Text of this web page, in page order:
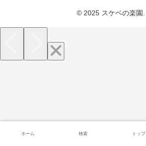
© 2025 スケベの楽園.
ホーム 検索 トップ